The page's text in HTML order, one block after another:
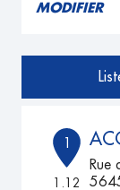
MODIFIER
1
1.12
Rue